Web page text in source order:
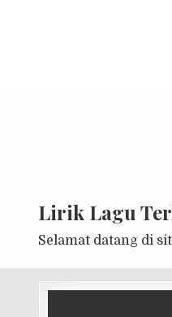
Lirik Lagu
Selamat datang di